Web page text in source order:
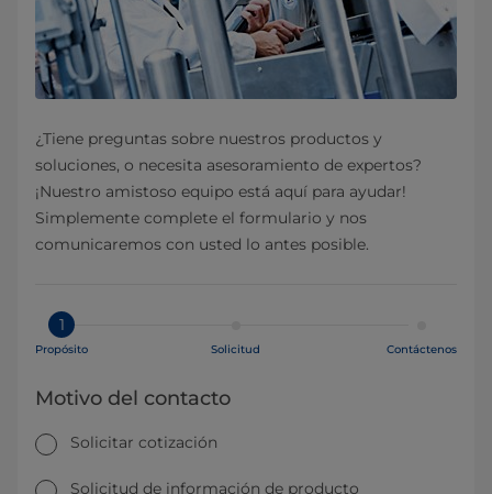
¿Tiene preguntas sobre nuestros productos y
soluciones, o necesita asesoramiento de expertos?
¡Nuestro amistoso equipo está aquí para ayudar!
Simplemente complete el formulario y nos
comunicaremos con usted lo antes posible.
1
Propósito Solicitud Contáctenos
Motivo del contacto
Solicitar cotización
Solicitud de información de producto